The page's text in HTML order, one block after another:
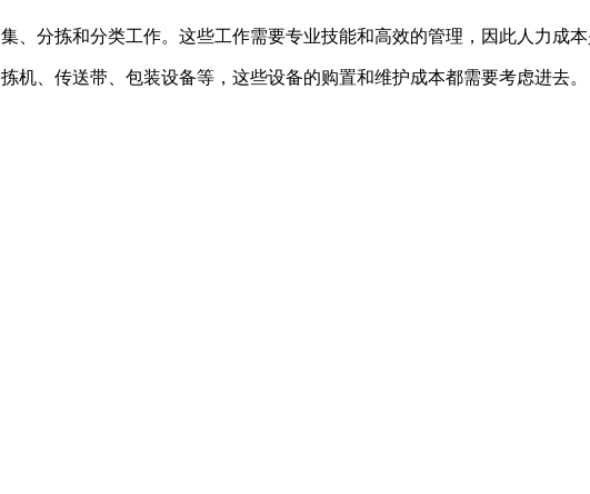
、分拣和分类工作。这些工作需要专业技能和高效的管理，因此人力成本
机、传送带、包装设备等，这些设备的购置和维护成本都需要考虑进去。